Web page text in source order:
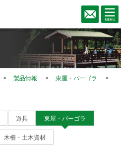
製品情報
東屋・パーゴラ
遊具 東屋・パーゴラ
木柵・土木資材